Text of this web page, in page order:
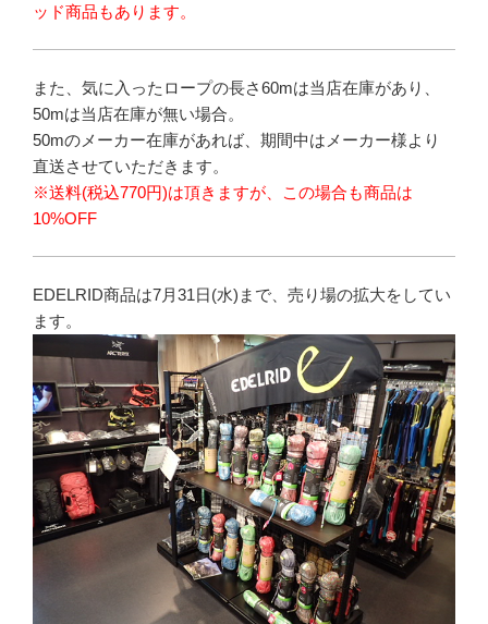
ッド商品もあります。
また、気に入ったロープの長さ60mは当店在庫があり、
50mは当店在庫が無い場合。
50mのメーカー在庫があれば、期間中はメーカー様より
直送させていただきます。
※送料(税込770円)は頂きますが、この場合も商品は
10%OFF
EDELRID商品は7月31日(水)まで、売り場の拡大をしてい
ます。